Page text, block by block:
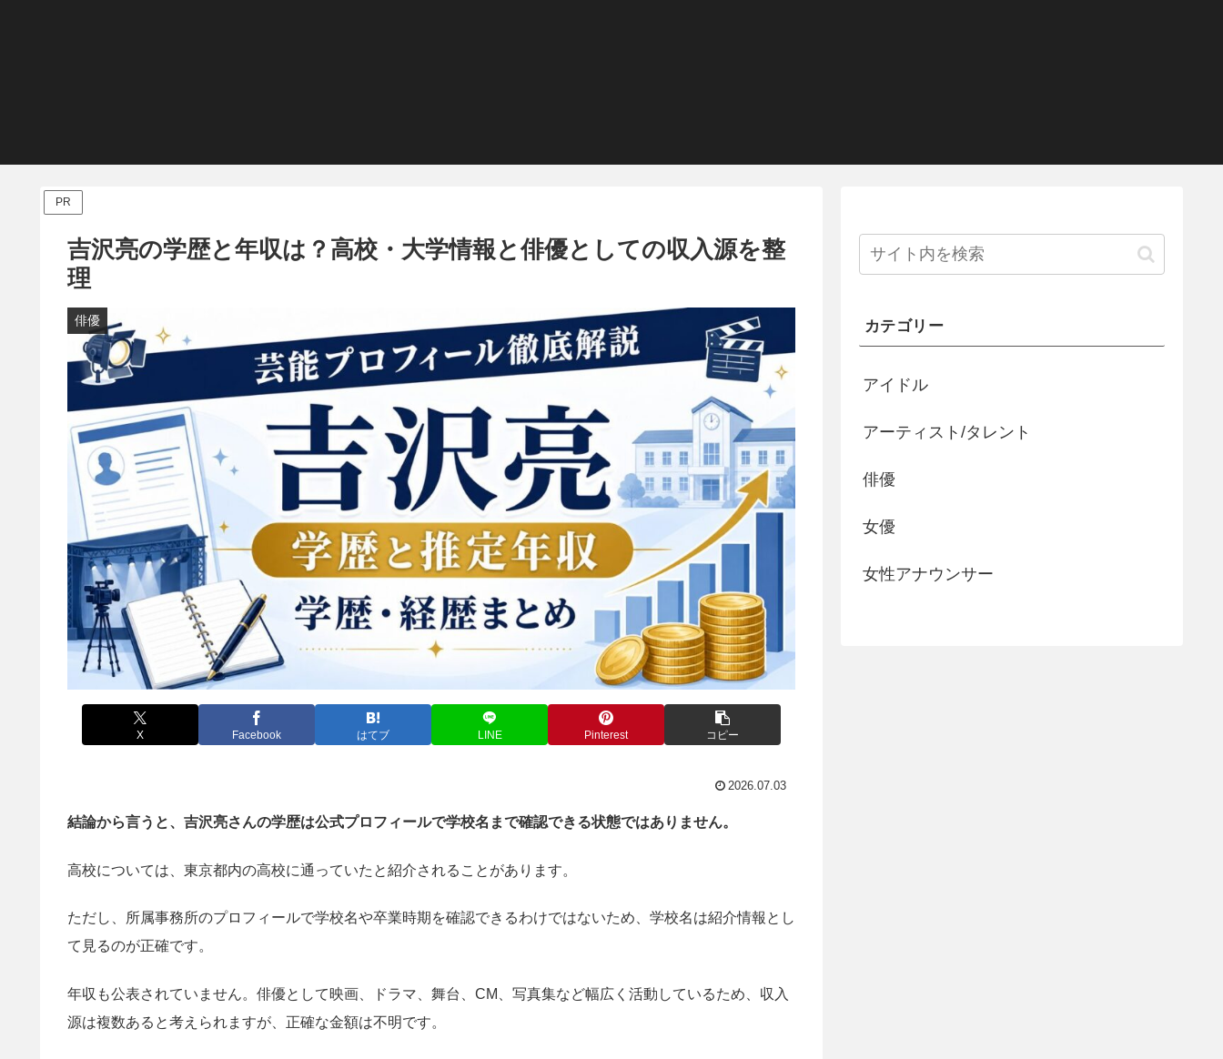
PR
吉沢亮の学歴と年収は？高校・大学情報と俳優としての収入源を整
理
俳優
X Facebook はてブ LINE Pinterest コピー
2026.07.03
結論から言うと、吉沢亮さんの学歴は公式プロフィールで学校名まで確認できる状態ではありません。
高校については、東京都内の高校に通っていたと紹介されることがあります。
ただし、所属事務所のプロフィールで学校名や卒業時期を確認できるわけではないため、学校名は紹介情報とし
て見るのが正確です。
年収も公表されていません。俳優として映画、ドラマ、舞台、CM、写真集など幅広く活動しているため、収入
源は複数あると考えられますが、正確な金額は不明です。
カテゴリー
アイドル
アーティスト/タレント
俳優
女優
女性アナウンサー